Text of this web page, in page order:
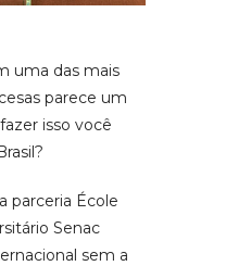
uma das mais
parece um
isso você
parceria École
Senac
sem a